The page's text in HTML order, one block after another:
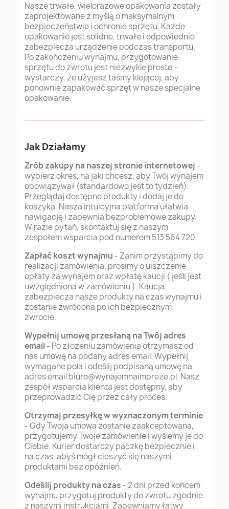
Nasze trwałe, wielorazowe opakowania zostały
zaprojektowane z myślą o maksymalnym
bezpieczeństwie i ochronie sprzętu. Każde
opakowanie jest solidne, trwałe i odpowiednio
zabezpiecza urządzenie podczas transportu.
Po zakończeniu wynajmu, przygotowanie
sprzętu do zwrotu jest niezwykle proste –
wystarczy, że użyjesz taśmy klejącej, aby
ponownie zapakować sprzęt w nasze specjalne
opakowanie.
Jak Działamy
Zrób zakupy na naszej stronie internetowej -
wybierz okres, na jaki chcesz, aby Twój wynajem
obowiązywał (standardowo jest to tydzień).
Przeglądaj dostępne produkty i dodaj je do
koszyka. Nasza intuicyjna platforma ułatwia
nawigację i zapewnia bezproblemowe zakupy.
W razie pytań, skontaktuj się z naszym
zespołem wsparcia pod numerem 513 564 720.
Zapłać koszt wynajmu - Zanim przystąpimy do
realizacji zamówienia, prosimy o uiszczenie
opłaty za wynajem oraz wpłatę kaucji ( jeśli jest
uwzględniona w zamówieniu ). Kaucja
zabezpiecza nasze produkty na czas wynajmu i
zostanie zwrócona po ich bezpiecznym
zwrocie.
Wypełnij umowę przesłaną na Twój adres
email - Po złożeniu zamówienia otrzymasz od
nas umowę na podany adres email. Wypełnij
wymagane pola i odeślij podpisaną umowę na
adres emailbiuro@wynajemnaimpreze.pl. Nasz
zespół wsparcia klienta jest dostępny, aby
przeprowadzić Cię przez cały proces.
Otrzymaj przesyłkę w wyznaczonym terminie
- Gdy Twoja umowa zostanie zaakceptowana,
przygotujemy Twoje zamówienie i wyślemy je do
Ciebie. Kurier dostarczy paczkę bezpiecznie i
na czas, abyś mógł cieszyć się naszymi
produktami bez opóźnień.
Odeślij produkty na czas - 2 dni przed końcem
wynajmu przygotuj produkty do zwrotu zgodnie
z naszymi instrukcjami. Zapewniamy łatwy